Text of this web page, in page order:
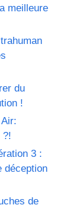
meilleure
du
!
?!
3 :
déception
de